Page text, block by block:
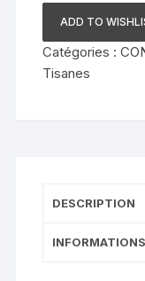
SÉNÉ
DU
SÉNÉGAL
ADD TO
Catégories :
Tisanes
DESCRIPTION